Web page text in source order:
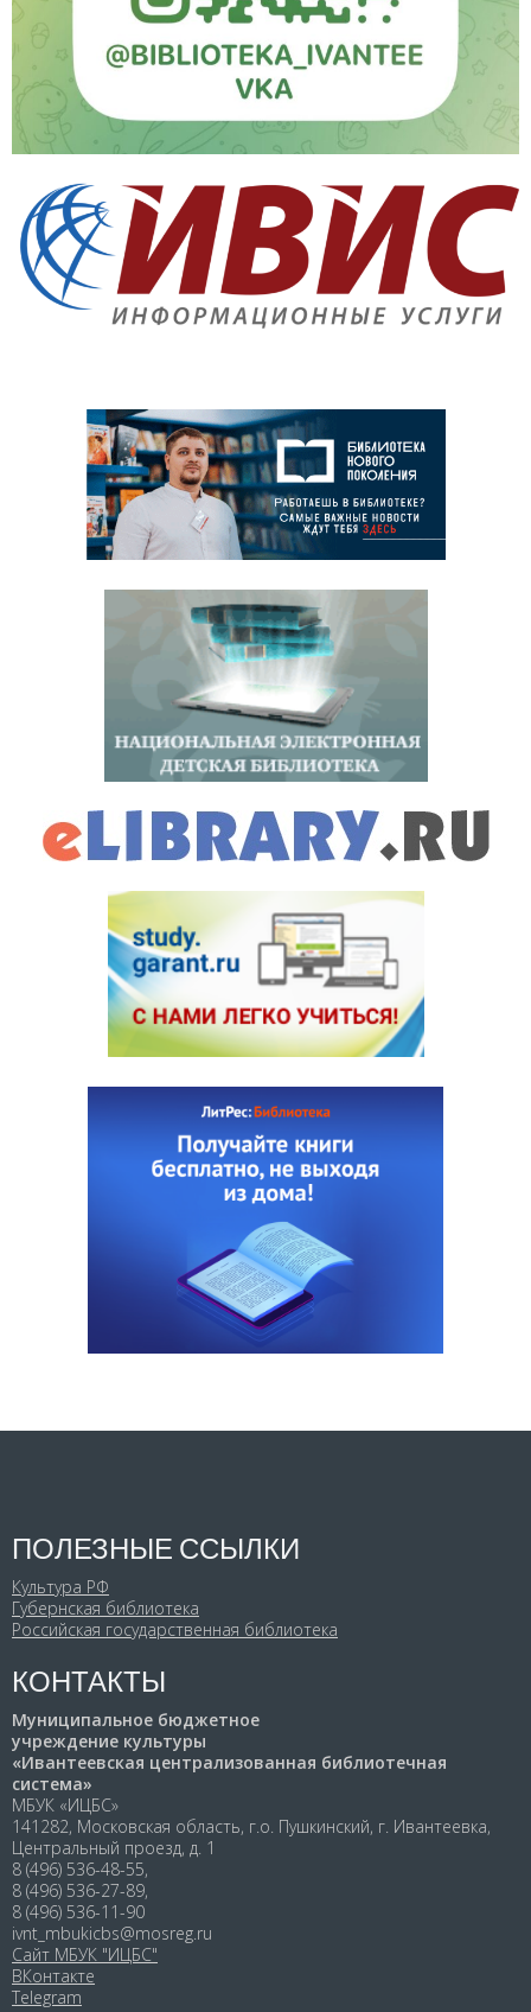
ПОЛЕЗНЫЕ ССЫЛКИ
Культура РФ
Губернская библиотека
Российская государственная библиотека
КОНТАКТЫ
Муниципальное бюджетное
учреждение культуры
«Ивантеевская централизованная библиотечная
система»
МБУК «ИЦБС»
141282, Московская область, г.о. Пушкинский, г. Ивантеевка,
Центральный проезд, д. 1
8 (496) 536-48-55,
8 (496) 536-27-89,
8 (496) 536-11-90
ivnt_mbukicbs@mosreg.ru
Сайт МБУК "ИЦБС"
ВКонтакте
Telegram